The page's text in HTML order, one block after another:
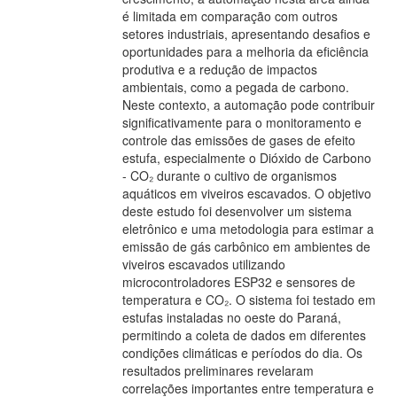
é limitada em comparação com outros
setores industriais, apresentando desafios e
oportunidades para a melhoria da eficiência
produtiva e a redução de impactos
ambientais, como a pegada de carbono.
Neste contexto, a automação pode contribuir
significativamente para o monitoramento e
controle das emissões de gases de efeito
estufa, especialmente o Dióxido de Carbono
- CO₂ durante o cultivo de organismos
aquáticos em viveiros escavados. O objetivo
deste estudo foi desenvolver um sistema
eletrônico e uma metodologia para estimar a
emissão de gás carbônico em ambientes de
viveiros escavados utilizando
microcontroladores ESP32 e sensores de
temperatura e CO₂. O sistema foi testado em
estufas instaladas no oeste do Paraná,
permitindo a coleta de dados em diferentes
condições climáticas e períodos do dia. Os
resultados preliminares revelaram
correlações importantes entre temperatura e